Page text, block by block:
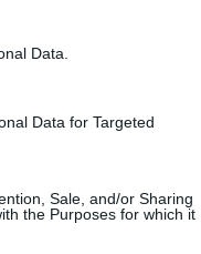
Data.
Data for Targeted
Sale, and/or Sharing
the Purposes for which it